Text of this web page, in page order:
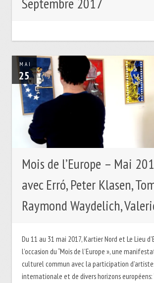
MAI
25
Mois de l’Europe – Mai
avec Erró, Peter Klasen,
Raymond Waydelich,
Du 11 au 31 mai 2017, Kartier Nord et Le Lieu
l’occasion du “Mois de l’Europe », une
culturel commun avec la participation
internationale et de divers horizons européens: